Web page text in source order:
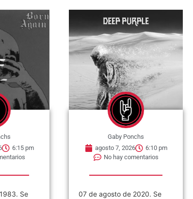
6:10 pm
Se
Gaby Ponchs
agosto 7, 2026
6:07 pm
No hay comentarios
07 de agosto de 1980, John